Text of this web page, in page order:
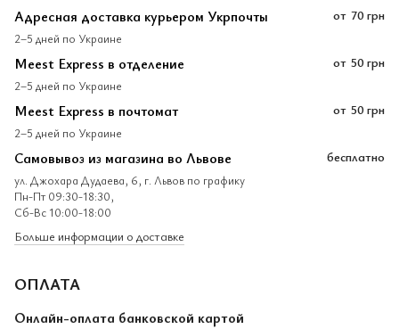
Адресная доставка курьером Укрпочты
2–5 дней по Украине
от 70 грн
Meest Express в отделение
2–5 дней по Украине
от 50 грн
Meest Express в почтомат
2–5 дней по Украине
от 50 грн
Самовывоз из магазина во Львове
ул. Джохара Дудаева, 6, г. Львов по графику
Пн-Пт 09:30-18:30,
Сб-Вс 10:00-18:00
бесплатно
Больше информации о доставке
ОПЛАТА
Онлайн-оплата банковской картой